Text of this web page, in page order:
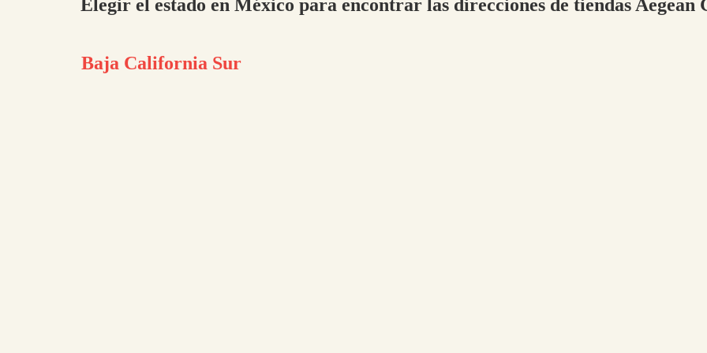
Elegir el estado en México para encontrar las direcciones de tiendas Aegean
Baja California Sur